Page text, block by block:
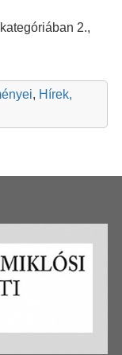
2.,
, Hírek,